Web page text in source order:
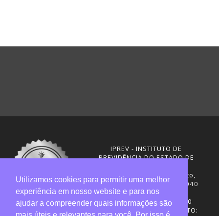
IPREV - INSTITUTO DE
PREVIDÊNCIA DO ESTADO DE
Rua Visconde de Ouro Preto,
291 – Centro - CEP: 88020-040
Florianópolis - SC
Telefones: (48) 3665-4600
HORÁRIO DE FUNCIONAMENTO:
Utilizamos cookies para permitir uma melhor
experiência em nosso website e para nos
ajudar a compreender quais informações são